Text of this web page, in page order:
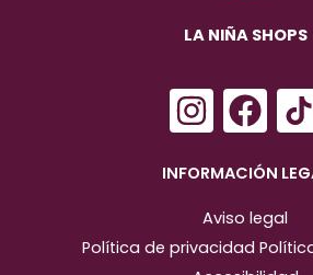
LA NIÑA SHOPS
I
n
s
a
F
a
c
e
b
INFORMACIÓN
Aviso legal
Política de privacidad